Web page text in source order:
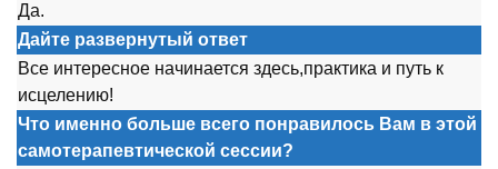
Да.
Дайте развернутый ответ
Все интересное начинается здесь,практика и путь к
исцелению!
Что именно больше всего понравилось Вам в этой
самотерапевтической сессии?